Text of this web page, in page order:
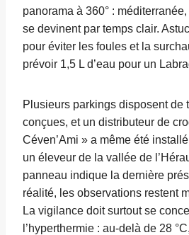
panorama à 360° :
se devinent par temps clair.
pour éviter les foules et la
prévoir 1,5 L d’eau pour un
Plusieurs parkings disposent de
conçues, et un distributeur de
Céven’Ami » a même été
un éleveur de la vallée de
panneau indique la dernière
réalité, les observations restent
La vigilance doit surtout se
l’hyperthermie : au-delà de 28